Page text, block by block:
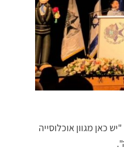
עיר מאתגרת ואני שמח על הזכות שניתנה לי לבוא לפה", ציין רפ"ק מנצור בראיון ל'חריש 24'. "יש כאן מגוון אוכלוסייה